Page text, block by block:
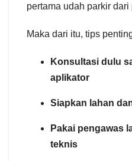
pertama udah parkir dari
Maka dari itu, tips
Konsultasi dulu
aplikator
Siapkan lahan
Pakai pengawas
teknis